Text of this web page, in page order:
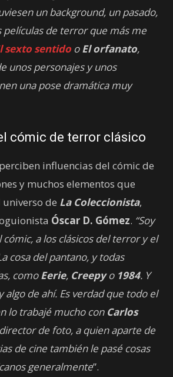
un background, un pasado,
películas de terror que más me
sexto sentido oEl orfanato,
unos personajes y unos
una pose dramática muy
cómic de terror clásico
influencias del cómic de
y muchos elementos que
de La Coleccionista,
Óscar D. Gómez. “Soy
a los clásicos del terror y el
cosa del pantano, y todas
comoEerie, Creepyo 1984. Y
de ahí. Es verdad que todo el
lo trabajé mucho con Carlos
de foto, a quien aparte de
de cine también le pasé cosas
generalmente”.